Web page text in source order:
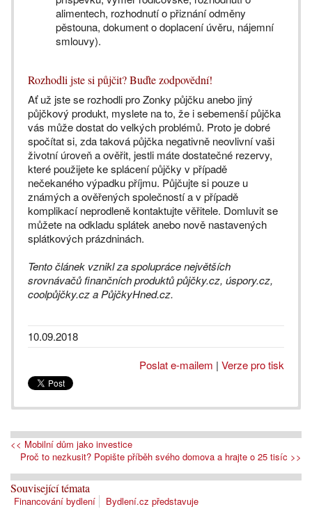
alimentech, rozhodnutí o přiznání odměny
pěstouna, dokument o doplacení úvěru, nájemní
smlouvy).
Rozhodli jste si půjčit? Buďte zodpovědní!
Ať už jste se rozhodli pro Zonky půjčku anebo jiný
půjčkový produkt, myslete na to, že i sebemenší půjčka
vás může dostat do velkých problémů. Proto je dobré
spočítat si, zda taková půjčka negativně neovlivní vaši
životní úroveň a ověřit, jestli máte dostatečné rezervy,
které použijete ke splácení půjčky v případě
nečekaného výpadku příjmu. Půjčujte si pouze u
známých a ověřených společností a v případě
komplikací neprodleně kontaktujte věřitele. Domluvit se
můžete na odkladu splátek anebo nově nastavených
splátkových prázdninách.
Tento článek vznikl za spolupráce největších
srovnávačů finančních produktů půjčky.cz, úspory.cz,
coolpůjčky.cz a PůjčkyHned.cz.
10.09.2018
Poslat e-mailem | Verze pro tisk
<< Mobilní dům jako investice
Proč to nezkusit? Popište příběh svého domova a hrajte o 25 tisíc >>
Související témata
Financování bydlení Bydlení.cz představuje